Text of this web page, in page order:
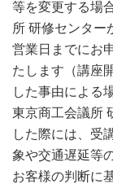
等を変更する場
所 研修センター
営業日までにお
たします（講座
した事由による
東京商工会議所
した際には、受
象や交通遅延等
お客様の判断に